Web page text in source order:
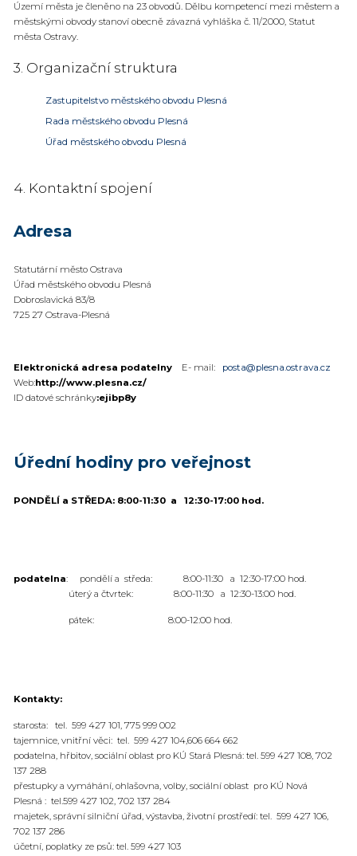
Území města je členěno na 23 obvodů. Dělbu kompetencí mezi městem a
městskými obvody stanoví obecně závazná vyhláška č. 11/2000, Statut
města Ostravy.
3. Organizační struktura
Zastupitelstvo městského obvodu Plesná
Rada městského obvodu Plesná
Úřad městského obvodu Plesná
4. Kontaktní spojení
Adresa
Statutární město Ostrava
Úřad městského obvodu Plesná
Dobroslavická 83/8
725 27 Ostrava-Plesná
Elektronická adresa podatelny E- mail: posta@plesna.ostrava.cz
Web:http://www.plesna.cz/
ID datové schránky:ejibp8y
Úřední hodiny pro veřejnost
PONDĚLÍ a STŘEDA: 8:00-11:30 a 12:30-17:00 hod.
podatelna: pondělí a středa: 8:00-11:30 a 12:30-17:00 hod.
úterý a čtvrtek: 8:00-11:30 a 12:30-13:00 hod.
pátek: 8:00-12:00 hod.
Kontakty:
starosta: tel. 599 427 101, 775 999 002
tajemnice, vnitřní věci: tel. 599 427 104,606 664 662
podatelna, hřbitov, sociální oblast pro KÚ Stará Plesná: tel. 599 427 108, 702
137 288
přestupky a vymáhání, ohlašovna, volby, sociální oblast pro KÚ Nová
Plesná : tel.599 427 102, 702 137 284
majetek, správní silniční úřad, výstavba, životní prostředí: tel. 599 427 106,
702 137 286
účetní, poplatky ze psů: tel. 599 427 103